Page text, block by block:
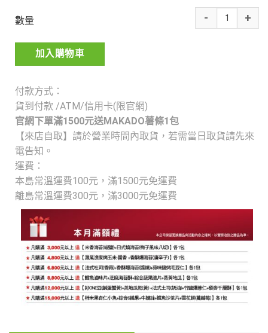
數量
加入購物車
付款方式：
貨到付款 /ATM/信用卡(限官網)
官網下單滿1500元送MAKADO薯條1包
【來店自取】請於營業時間內取貨，若需當日取貨請先來
電告知。
運費：
本島常溫運費100元， 滿1500元免運費
離島常溫運費300元， 滿3000元免運費